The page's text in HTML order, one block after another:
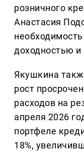
розничного
Анастасия
доходностью и
Якушкина
рост
расходов на
апреля 2026
портфеле
18%,